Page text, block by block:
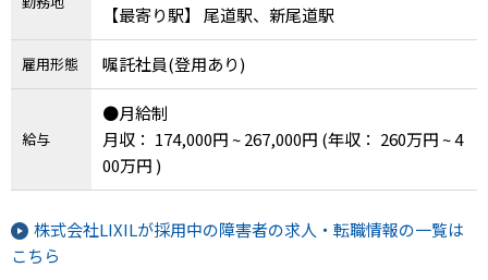
【最寄り駅】 尾道駅、新尾道駅
雇用形態 嘱託社員(登用あり)
給与
●月給制
月収： 174,000円 ~ 267,000円 (年収： 260万円 ~ 4
00万円 )
株式会社LIXILが採用中の障害者の求人・転職情報の一覧は
こちら